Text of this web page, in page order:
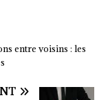
entre voisins : les